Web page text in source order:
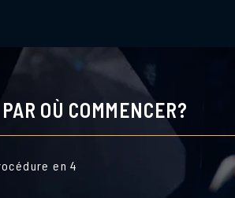
OÙ COMMENCER?
en 4